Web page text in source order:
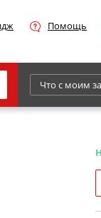
Помощь
Что с моим